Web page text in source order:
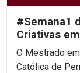
#Semana1
Criativas
O Mestrado
Católica de